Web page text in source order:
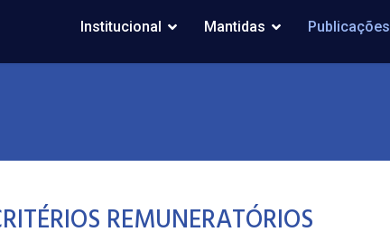
Institucional Mantidas Publicações
REMUNERATÓRIOS